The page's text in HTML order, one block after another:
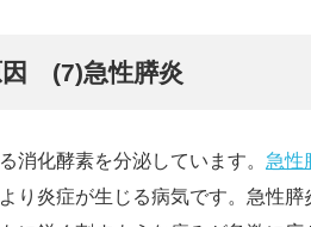
因 (7)急性膵炎
消化酵素を分泌しています。 急性
り炎症が生じる病気です。急性